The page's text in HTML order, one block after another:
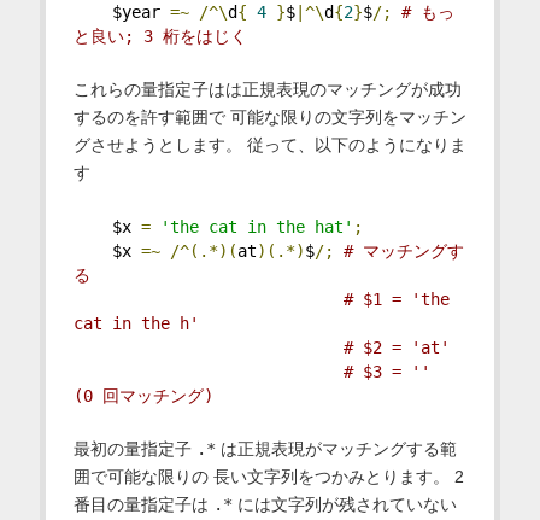
$year =~ /^\d{ 4 }$|^\d{2}$/;
# もっ
と良い; 3 桁をはじく
これらの量指定子はは正規表現のマッチングが成功
するのを許す範囲で 可能な限りの文字列をマッチン
グさせようとします。 従って、以下のようになりま
す
$x = 'the cat in the hat' ;
$x =~ /^(.*)(at)(.*)$/;
# マッチングす
る
# $1 = 'the
cat in the h'
# $2 = 'at'
# $3 = ''
(0 回マッチング)
最初の量指定子 .* は正規表現がマッチングする範
囲で可能な限りの 長い文字列をつかみとります。 2
番目の量指定子は .* には文字列が残されていない